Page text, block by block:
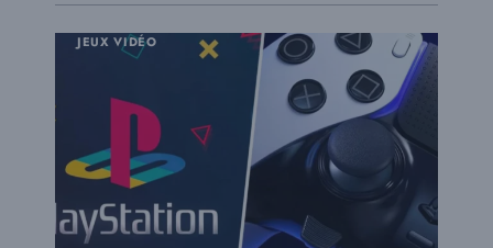
JEUX VIDÉO